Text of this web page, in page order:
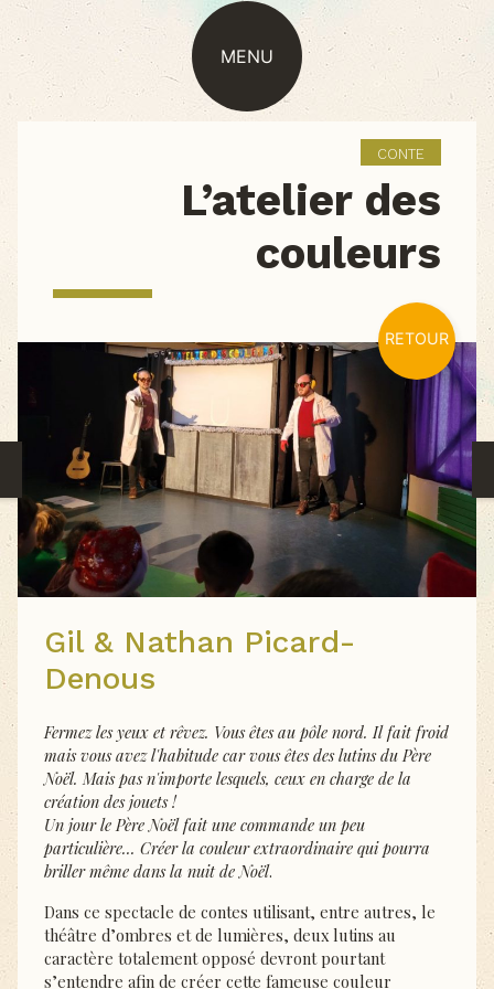
MENU
CONTE
L’atelier des
couleurs
RETOUR
Gil & Nathan Picard-
Denous
Fermez les yeux et rêvez. Vous êtes au pôle nord. Il fait froid
mais vous avez l'habitude car vous êtes des lutins du Père
Noël. Mais pas n'importe lesquels, ceux en charge de la
création des jouets !
Un jour le Père Noël fait une commande un peu
particulière... Créer la couleur extraordinaire qui pourra
briller même dans la nuit de Noël.
Dans ce spectacle de contes utilisant, entre autres, le
théâtre d’ombres et de lumières, deux lutins au
caractère totalement opposé devront pourtant
s’entendre afin de créer cette fameuse couleur